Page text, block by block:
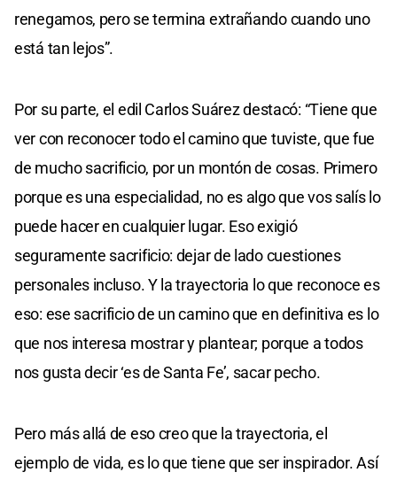
renegamos, pero se termina extrañando cuando uno
está tan lejos”.
Por su parte, el edil Carlos Suárez destacó: “Tiene que
ver con reconocer todo el camino que tuviste, que fue
de mucho sacrificio, por un montón de cosas. Primero
porque es una especialidad, no es algo que vos salís lo
puede hacer en cualquier lugar. Eso exigió
seguramente sacrificio: dejar de lado cuestiones
personales incluso. Y la trayectoria lo que reconoce es
eso: ese sacrificio de un camino que en definitiva es lo
que nos interesa mostrar y plantear; porque a todos
nos gusta decir ‘es de Santa Fe’, sacar pecho.
Pero más allá de eso creo que la trayectoria, el
ejemplo de vida, es lo que tiene que ser inspirador. Así